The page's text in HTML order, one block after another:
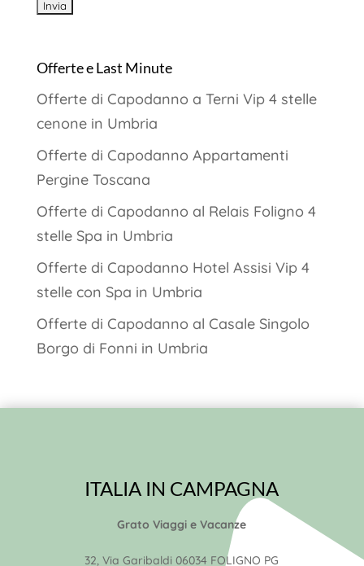
Offerte e Last Minute
Offerte di Capodanno a Terni Vip 4 stelle
cenone in Umbria
Offerte di Capodanno Appartamenti
Pergine Toscana
Offerte di Capodanno al Relais Foligno 4
stelle Spa in Umbria
Offerte di Capodanno Hotel Assisi Vip 4
stelle con Spa in Umbria
Offerte di Capodanno al Casale Singolo
Borgo di Fonni in Umbria
ITALIA IN CAMPAGNA
Grato Viaggi e Vacanze
32, Via Garibaldi 06034 FOLIGNO PG